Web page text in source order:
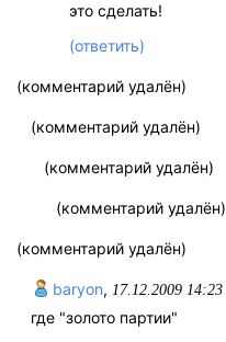
это сделать!
(ответить)
(комментарий удалён)
(комментарий удалён)
(комментарий удалён)
(комментарий удалён)
(комментарий удалён)
baryon, 17.12.2009 14:23
где "золото партии"